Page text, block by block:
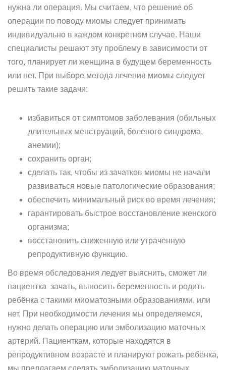
нужна ли операция. Мы считаем, что решение об
операции по поводу миомы следует принимать
индивидуально в каждом конкретном случае. Наши
специалисты решают эту проблему в зависимости от
того, планирует ли женщина в будущем беременность
или нет. При выборе метода лечения миомы следует
решить такие задачи:
избавиться от симптомов заболевания (обильных
длительных менструаций, болевого синдрома,
анемии);
сохранить орган;
сделать так, чтобы из зачатков миомы не начали
развиваться новые патологические образования;
обеспечить минимальный риск во время лечения;
гарантировать быстрое восстановление женского
организма;
восстановить сниженную или утраченную
репродуктивную функцию.
Во время обследования ледует выяснить, сможет ли
пациентка зачать, выносить беременность и родить
ребёнка с такими миоматозными образованиями, или
нет. При необходимости лечения мы определяемся,
нужно делать операцию или эмболизацию маточных
артерий. Пациенткам, которые находятся в
репродуктивном возрасте и планируют рожать ребёнка,
мы предлагаем сделать эмболизацию маточных